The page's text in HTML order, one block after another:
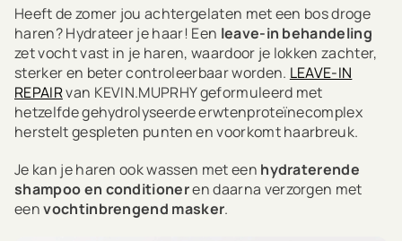
Heeft de zomer jou achtergelaten met een bos droge
haren? Hydrateer je haar! Een leave-in behandeling
zet vocht vast in je haren, waardoor je lokken zachter,
sterker en beter controleerbaar worden. LEAVE-IN
REPAIRvan KEVIN.MUPRHY geformuleerd met
hetzelfde gehydrolyseerde erwtenproteïnecomplex
herstelt gespleten punten en voorkomt haarbreuk.
Je kan je haren ook wassen met een hydraterende
shampoo en conditioneren daarna verzorgen met
eenvochtinbrengend masker.